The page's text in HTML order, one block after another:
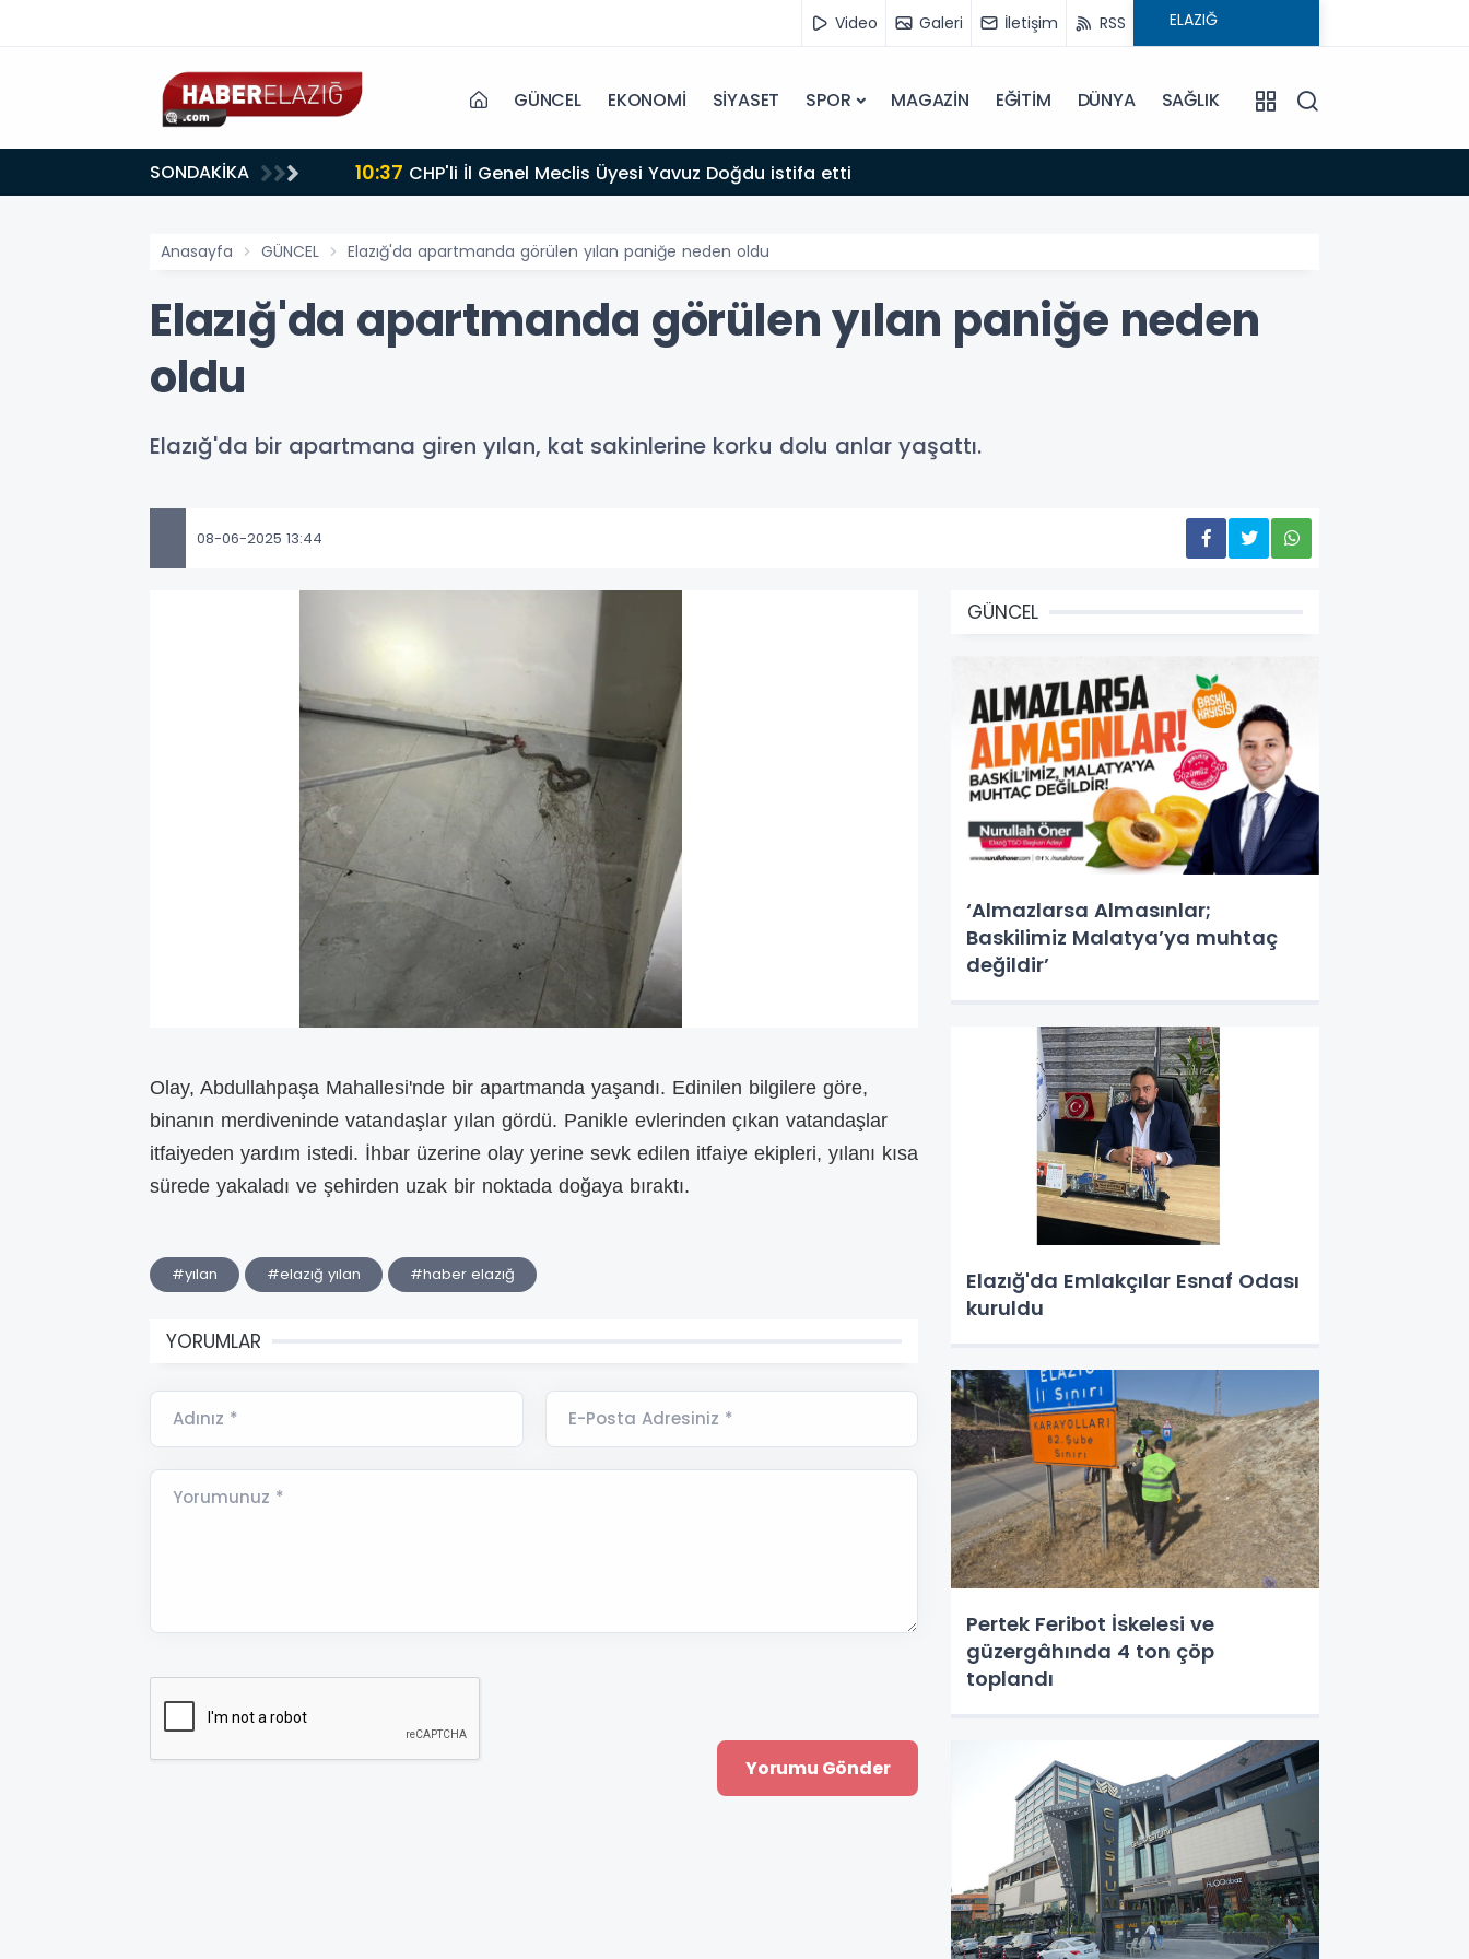
Video Galeri İletişim RSS
GÜNCEL EKONOMİ SİYASET SPOR MAGAZİN EĞİTİM DÜNYA SAĞLIK
SONDAKİKA 10:37 CHP'li İl Genel Meclis Üyesi Yavuz Doğdu istifa etti
Anasayfa GÜNCEL Elazığ'da apartmanda görülen yılan paniğe neden oldu
Elazığ'da apartmanda görülen yılan paniğe neden
oldu
Elazığ'da bir apartmana giren yılan, kat sakinlerine korku dolu anlar yaşattı.
08-06-2025 13:44
Olay, Abdullahpaşa Mahallesi'nde bir apartmanda yaşandı. Edinilen bilgilere göre,
binanın merdiveninde vatandaşlar yılan gördü. Panikle evlerinden çıkan vatandaşlar
itfaiyeden yardım istedi. İhbar üzerine olay yerine sevk edilen itfaiye ekipleri, yılanı kısa
sürede yakaladı ve şehirden uzak bir noktada doğaya bıraktı.
#yılan #elazığ yılan #haber elazığ
YORUMLAR
Adınız * E-Posta Adresiniz *
Yorumunuz *
GÜNCEL
‘Almazlarsa Almasınlar;
Baskilimiz Malatya’ya muhtaç
değildir’
Elazığ'da Emlakçılar Esnaf Odası
kuruldu
Pertek Feribot İskelesi ve
güzergâhında 4 ton çöp
toplandı